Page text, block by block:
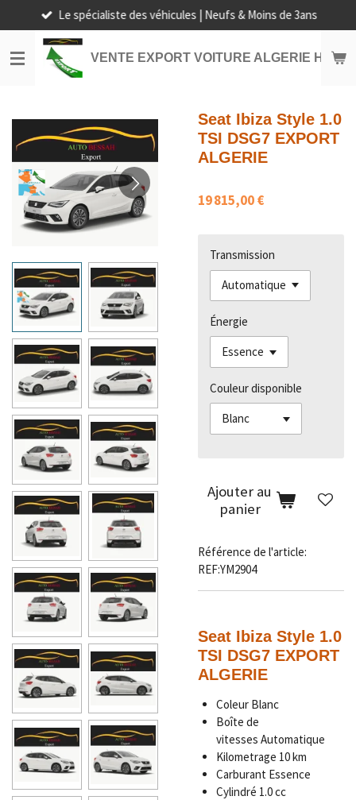
Passer
au
contenu
principal
VENTE EXPORT VOITURE ALGERIE HORS
Le spécialiste des véhicules | Neufs & Moins de 3ans
Seat Ibiza Style 1.0
TSI DSG7 EXPORT
ALGERIE
19 815,00 €
Transmission
Énergie
Couleur disponible
Ajouter au
panier
Référence de l'article:
REF:YM2904
Seat Ibiza Style 1.0
TSI DSG7 EXPORT
ALGERIE
Coleur Blanc
Boîte de
vitesses Automatique
Kilometrage 10 km
Carburant Essence
Cylindré 1.0 cc